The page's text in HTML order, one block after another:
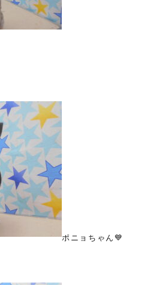
ポニョちゃん💙